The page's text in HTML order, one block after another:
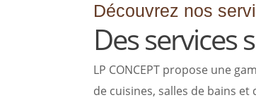
Découvrez nos
Des
LP CONCEPT propose une
de cuisines, salles de bains